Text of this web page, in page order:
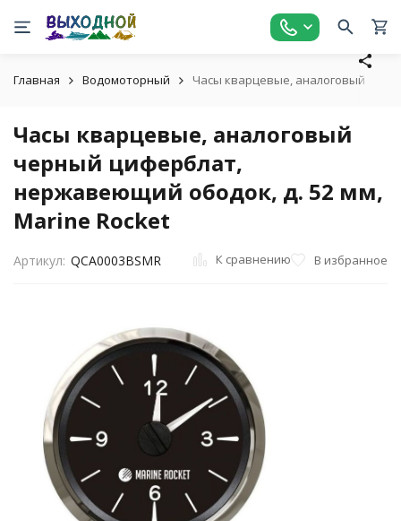
Главная Водомоторный Часы кварцевые, аналоговый
Часы кварцевые, аналоговый
черный циферблат,
нержавеющий ободок, д. 52 мм,
Marine Rocket
Артикул: QCA0003BSMR К сравнению В избранное